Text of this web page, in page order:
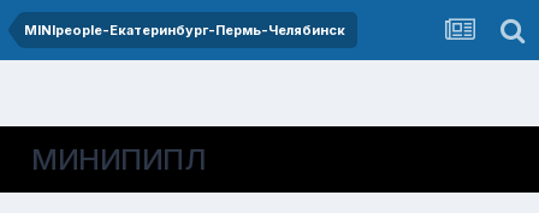
MINIpeople-Екатеринбург-Пермь-Челябинск
МИНИПИПЛ